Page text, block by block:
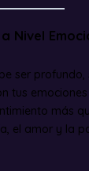
Nivel
ser
tus
más
el amor y la